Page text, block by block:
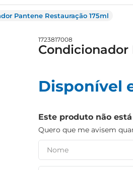
Pantene Restauração 175ml
1723817008
Condicionador
Disponível
Este produto não
Quero que me avisem